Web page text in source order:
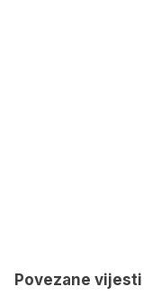
Povezane vijesti